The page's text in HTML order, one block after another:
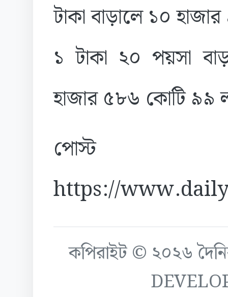
টাকা বাড়ালে ১০
১ টাকা ২০ পয়সা
হাজার ৫৮৬ কোটি ৯৯
https://
কপিরাইট © ২০২৬